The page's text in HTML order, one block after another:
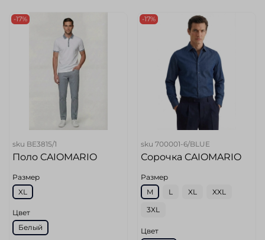
-17%
sku BE3815/1
Поло CAIOMARIO
Размер
XL
Цвет
Белый
-17%
sku 700001-6/BLUE
Сорочка CAIOMARIO
Размер
M
L XL XXL
3XL
Цвет